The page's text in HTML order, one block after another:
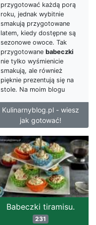
przygotować każdą porą
roku, jednak wybitnie
smakują przygotowane
latem, kiedy dostępne są
sezonowe owoce. Tak
przygotowane babeczki
nie tylko wyśmienicie
smakują, ale również
pięknie prezentują się na
stole. Na moim blogu
Kulinarnyblog.pl - wiesz
jak gotować!
Babeczki tiramisu.
231